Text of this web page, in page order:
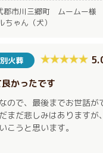
郡市川三郷町 ムームー様
ゃん（犬）
火葬
かったです
ので、最後までお世話が
まだ悲しみはありますが
こうと思います。